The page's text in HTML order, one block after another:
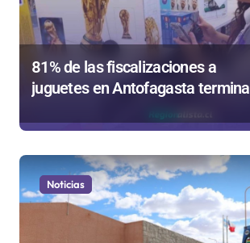
81% de las fiscalizaciones a
juguetes en Antofagasta termina
en sumarios sanitarios
Noticias